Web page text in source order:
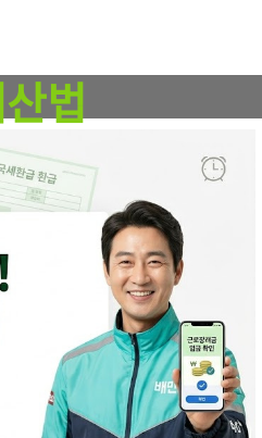
법
스 제도
원 신청 가이드